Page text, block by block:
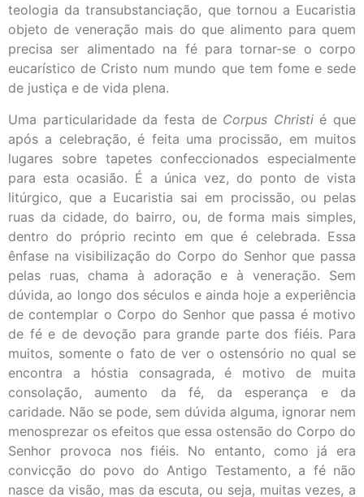
teologia da transubstanciação, que tornou a Eucaristia
objeto de veneração mais do que alimento para quem
precisa ser alimentado na fé para tornar-se o corpo
eucarístico de Cristo num mundo que tem fome e sede
de justiça e de vida plena.
Uma particularidade da festa de Corpus Christié que
após a celebração, é feita uma procissão, em muitos
lugares sobre tapetes confeccionados especialmente
para esta ocasião. É a única vez, do ponto de vista
litúrgico, que a Eucaristia sai em procissão, ou pelas
ruas da cidade, do bairro, ou, de forma mais simples,
dentro do próprio recinto em que é celebrada. Essa
ênfase na visibilização do Corpo do Senhor que passa
pelas ruas, chama à adoração e à veneração. Sem
dúvida, ao longo dos séculos e ainda hoje a experiência
de contemplar o Corpo do Senhor que passa é motivo
de fé e de devoção para grande parte dos fiéis. Para
muitos, somente o fato de ver o ostensório no qual se
encontra a hóstia consagrada, é motivo de muita
consolação, aumento da fé, da esperança e da
caridade. Não se pode, sem dúvida alguma, ignorar nem
menosprezar os efeitos que essa ostensão do Corpo do
Senhor provoca nos fiéis. No entanto, como já era
convicção do povo do Antigo Testamento, a fé não
nasce da visão, mas da escuta, ou seja, muitas vezes, a